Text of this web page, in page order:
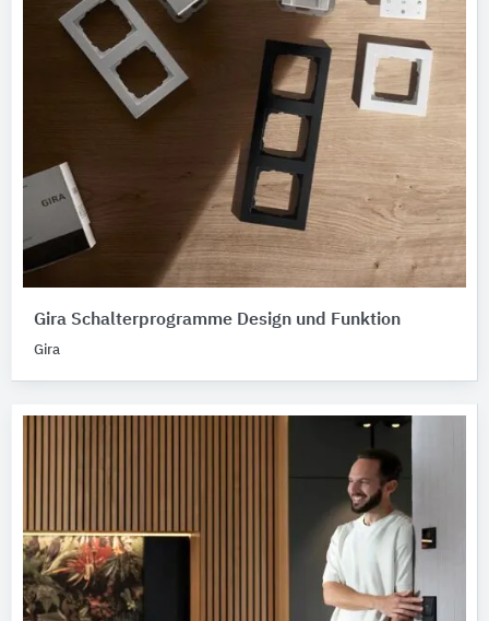
Gira Schalterprogramme Design und Funktion
Gira